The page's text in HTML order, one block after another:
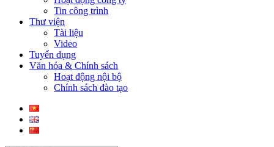
Tin công trình
Thư viện
Tài liệu
Video
Tuyển dụng
Văn hóa & Chính sách
Hoạt động nội bộ
Chính sách đào tạo